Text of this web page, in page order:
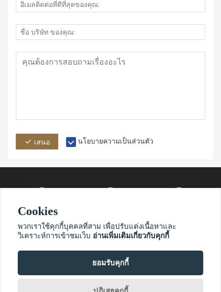
เสนอ นโยบายความเป็นส่วนตัว
ที่อยู่
?2021 ไวมาโอนิอูเน็ต
Cookies
พวกเราใช้คุกกี้บุคคลที่สาม เพื่อปรับแต่งเนื้อหาและ
วิเคราะห์การเข้าชมเว็บ อ่านเพิ่มเติมเกี่ยวกับคุกกี้
ยอมรับคุกกี้